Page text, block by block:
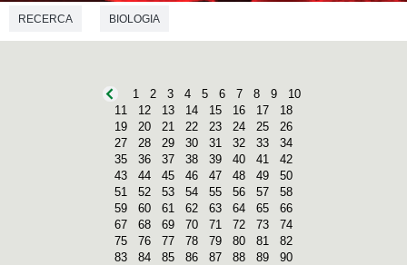
RECERCA BIOLOGIA
1 2 3 4 5 6 7 8 9
10
11
12 13 14 15 16 17
18
19
20 21 22 23 24 25
26
27
28 29 30 31 32 33
34
35
36 37 38 39 40 41
42
43
44 45 46 47 48 49
50
51
52 53 54 55 56 57
58
59
60 61 62 63 64 65
66
67
68 69 70 71 72 73
74
75
76 77 78 79 80 81
82
83
84 85 86 87 88 89
90